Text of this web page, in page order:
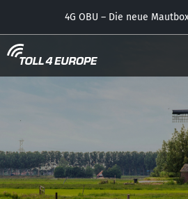
4G OBU – Die neue
APP – jetzt mit dem
NUTZER
KONTAKT
NEW DUTCH TOLL